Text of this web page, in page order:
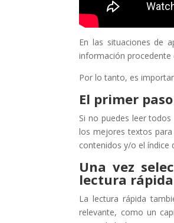
En las situaciones de
información procedente
Por lo tanto, es
El primer
Si no puedes leer
los mejores textos
contenidos y/o el índice
Una vez
lectura rápida
La lectura rápida
relevante, como un